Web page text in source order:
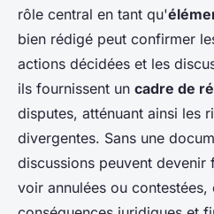
rôle central en tant qu'
bien rédigé peut confirmer
actions décidées et les
ils fournissent un cadre de
disputes, atténuant ainsi les
divergentes. Sans une
discussions peuvent devenir
voir annulées ou